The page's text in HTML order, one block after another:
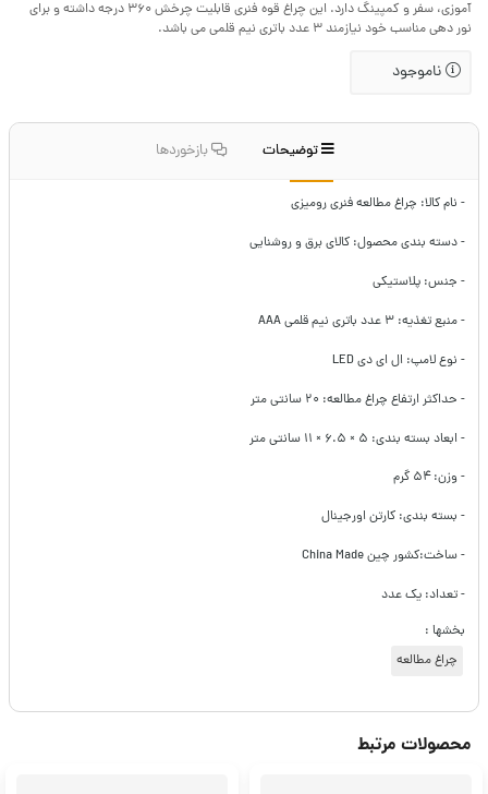
آموزی، سفر و کمپینگ دارد. این چراغ قوه فنری قابلیت چرخش ۳۶۰ درجه داشته و برای
نور دهی مناسب خود نیازمند ۳ عدد باتری نیم قلمی می باشد.
ناموجود
توضیحات بازخوردها
- نام کالا: چراغ مطالعه فنری رومیزی
- دسته بندی محصول: کالای برق و روشنایی
- جنس: پلاستیکی
- منبع تغذیه: ۳ عدد باتری نیم قلمی AAA
- نوع لامپ: ال ای دی LED
- حداکثر ارتفاع چراغ مطالعه: ۲۰ سانتی متر
- ابعاد بسته بندی: ۵ × ۶.۵ × ۱۱ سانتی متر
- وزن: ۵۴ گرم
- بسته بندی: کارتن اورجینال
- ساخت:کشور چین China Made
- تعداد: یک عدد
بخشها :
چراغ مطالعه
محصولات مرتبط